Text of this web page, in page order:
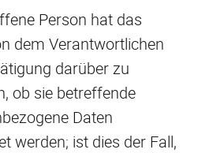
Person hat das
dem Verantwortlichen
darüber zu
ob sie betreffende
Daten
werden; ist dies der Fall,